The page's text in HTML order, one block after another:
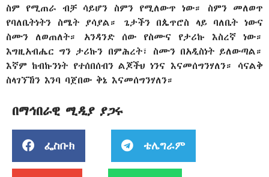
ስም የሚጠራ ብቻ ሳይሆን ስምን የሚለውጥ ነው። ስምን መለወጥ
የባለቤትነትን ስሜት ያሳያል። ጌታችን በጴጥሮስ ላይ ባለቤት ነውና
ስሙን ለወጠለት። አንዳንድ ሰው የስሙና የታሪኩ እስረኛ ነው።
እግዚአብሔር ግን ታሪኩን በምሕረት፣ ስሙን በአዲስነት ይለውጣል።
እኛም ከብኩንነት የተሰበሰብን ልጆችህ ነንና እናመሰግንሃለን። ሳናልቅ
ስላገኘኸን እንባ ባጀበው ቅኔ እናመሰግንሃለን።
በማኅበራዊ ሚዲያ ያጋሩ
ፌስቡክ ቴሌግራም